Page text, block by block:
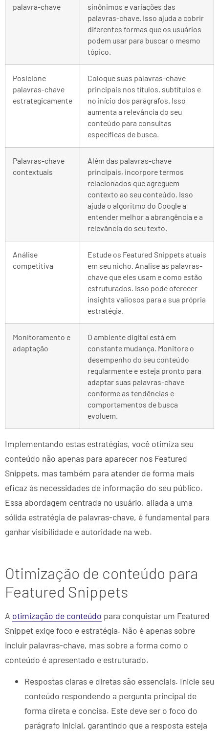
palavra-chave
sinônimos e variações das
palavras-chave. Isso ajuda a cobrir
diferentes formas que os usuários
podem usar para buscar o mesmo
tópico.
Posicione
palavras-chave
estrategicamente
Coloque suas palavras-chave
principais nos títulos, subtítulos e
no início dos parágrafos. Isso
aumenta a relevância do seu
conteúdo para consultas
específicas de busca.
Palavras-chave
contextuais
Além das palavras-chave
principais, incorpore termos
relacionados que agreguem
contexto ao seu conteúdo. Isso
ajuda o algoritmo do Google a
entender melhor a abrangência e a
relevância do seu texto.
Análise
competitiva
Estude os Featured Snippets atuais
em seu nicho. Analise as palavras-
chave que eles usam e como estão
estruturados. Isso pode oferecer
insights valiosos para a sua própria
estratégia.
Monitoramento e
adaptação
O ambiente digital está em
constante mudança. Monitore o
desempenho do seu conteúdo
regularmente e esteja pronto para
adaptar suas palavras-chave
conforme as tendências e
comportamentos de busca
evoluem.
Implementando estas estratégias, você otimiza seu
conteúdo não apenas para aparecer nos Featured
Snippets, mas também para atender de forma mais
eficaz às necessidades de informação do seu público.
Essa abordagem centrada no usuário, aliada a uma
sólida estratégia de palavras-chave, é fundamental para
ganhar visibilidade e autoridade na web.
Otimização de conteúdo para
Featured Snippets
A otimização de conteúdo para conquistar um Featured
Snippet exige foco e estratégia. Não é apenas sobre
incluir palavras-chave, mas sobre a forma como o
conteúdo é apresentado e estruturado.
Respostas claras e diretas são essenciais. Inicie seu
conteúdo respondendo a pergunta principal de
forma direta e concisa. Este deve ser o foco do
parágrafo inicial, garantindo que a resposta esteja